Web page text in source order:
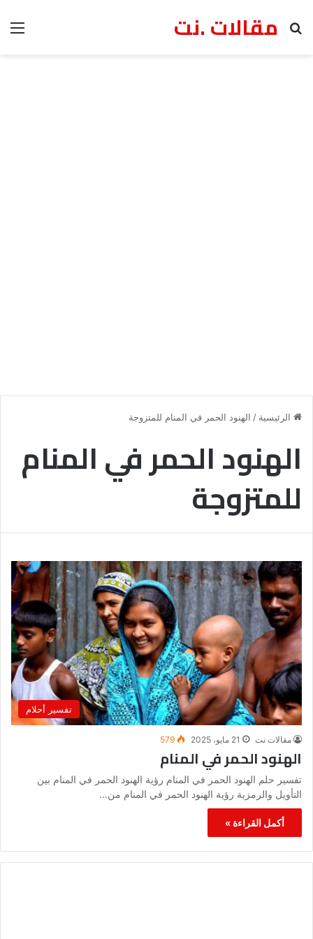
مقالات .نت
بحث عن
الرئيسية / الهنود الحمر في المنام للمتزوجة
الهنود الحمر في المنام
للمتزوجة
تفسير أحلام
مقالات نت 21 مايو، 2025 579
الهنود الحمر في المنام
تفسير حلم الهنود الحمر في المنام رؤية الهنود الحمر في المنام بين
التأويل والرمزية رؤية الهنود الحمر في المنام من…
أكمل القراءة »